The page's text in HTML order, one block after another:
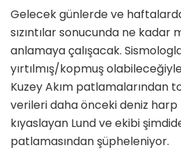
Gelecek günlerde ve
sızıntılar sonucunda ne kadar
anlamaya çalışacak.
yırtılmış/kopmuş
Kuzey Akım patlamalarından
verileri daha önceki deniz
kıyaslayan Lund ve ekibi
patlamasından şüpheleniyor.